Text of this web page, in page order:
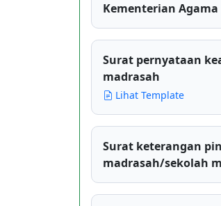
Kementerian
Surat pernyataan
madrasah
Lihat Template
Surat keterangan
madrasah/sekolah